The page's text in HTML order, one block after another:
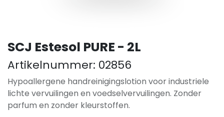
SCJ Estesol PURE - 2L
Artikelnummer: 02856
Hypoallergene handreinigingslotion voor industriele
lichte vervuilingen en voedselvervuilingen. Zonder
parfum en zonder kleurstoffen.